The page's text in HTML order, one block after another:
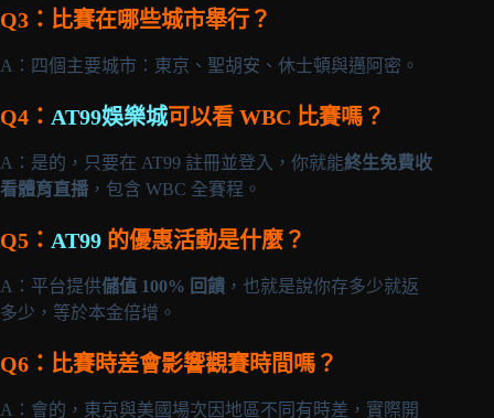
Q3：比賽在哪些城市舉行？
A：四個主要城市：東京、聖胡安、休士頓與邁阿密。
Q4： AT99娛樂城可以看 WBC 比賽嗎？
A：是的，只要在 AT99 註冊並登入，你就能終生免費收
看體育直播 ，包含 WBC 全賽程。
Q5： AT99 的優惠活動是什麼？
A：平台提供儲值 100% 回饋 ，也就是說你存多少就返
多少，等於本金倍增。
Q6：比賽時差會影響觀賽時間嗎？
A：會的，東京與美國場次因地區不同有時差，實際開